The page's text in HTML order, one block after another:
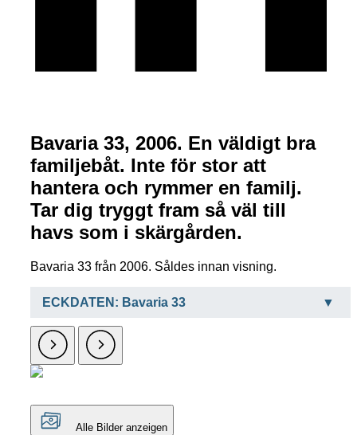
Bavaria 33, 2006. En väldigt bra
familjebåt. Inte för stor att
hantera och rymmer en familj.
Tar dig tryggt fram så väl till
havs som i skärgården.
Bavaria 33 från 2006. Såldes innan visning.
ECKDATEN: Bavaria 33
Alle Bilder anzeigen